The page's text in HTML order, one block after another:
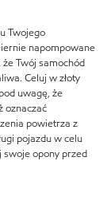
Twojego
napompowane
Twój samochód
Celuj w złoty
uwagę, że
oznaczać
powietrza z
pojazdu w celu
swoje opony przed